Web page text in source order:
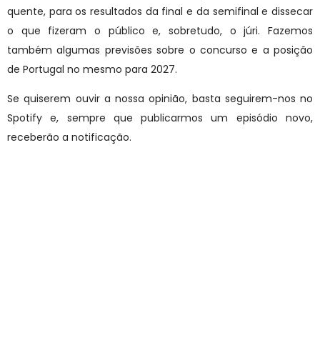
quente, para os resultados da final e da semifinal e dissecar
o que fizeram o público e, sobretudo, o júri. Fazemos
também algumas previsões sobre o concurso e a posição
de Portugal no mesmo para 2027.
Se quiserem ouvir a nossa opinião, basta seguirem-nos no
Spotify e, sempre que publicarmos um episódio novo,
receberão a notificação.